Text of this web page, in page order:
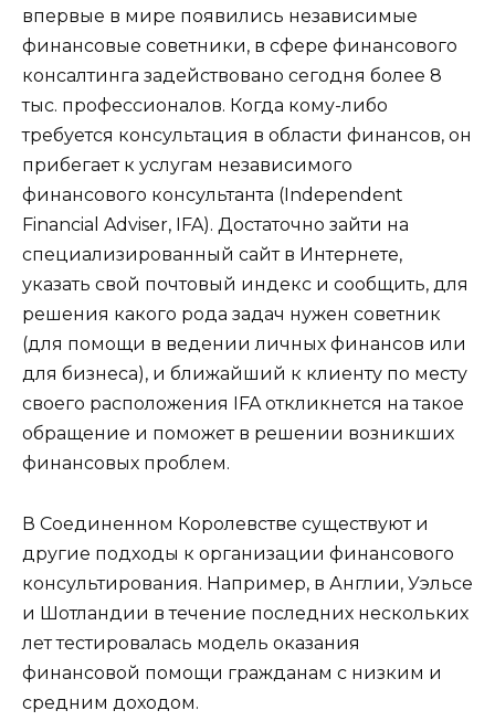
впервые в мире появились независимые
финансовые советники, в сфере финансового
консалтинга задействовано сегодня более 8
тыс. профессионалов. Когда кому-либо
требуется консультация в области финансов, он
прибегает к услугам независимого
финансового консультанта (Independent
Financial Adviser, IFA). Достаточно зайти на
специализированный сайт в Интернете,
указать свой почтовый индекс и сообщить, для
решения какого рода задач нужен советник
(для помощи в ведении личных финансов или
для бизнеса), и ближайший к клиенту по месту
своего расположения IFA откликнется на такое
обращение и поможет в решении возникших
финансовых проблем.
В Соединенном Королевстве существуют и
другие подходы к организации финансового
консультирования. Например, в Англии, Уэльсе
и Шотландии в течение последних нескольких
лет тестировалась модель оказания
финансовой помощи гражданам с низким и
средним доходом.